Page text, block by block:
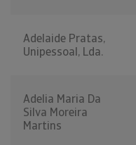
Adelaide Pratas,
Unipessoal, Lda.
Adelia Maria Da
Silva Moreira
Martins